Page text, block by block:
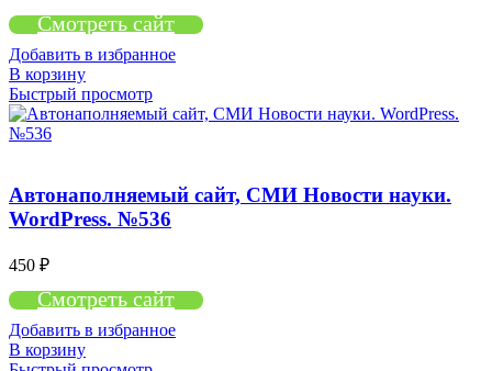
Смотреть сайт
Добавить в избранное
В корзину
Быстрый просмотр
Автонаполняемый сайт, СМИ Новости науки.
WordPress. №536
450 ₽
Смотреть сайт
Добавить в избранное
В корзину